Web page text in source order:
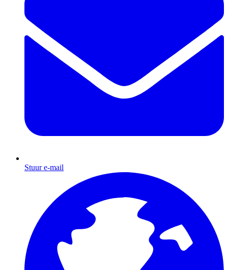
Stuur e-mail